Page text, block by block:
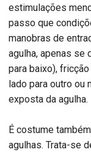
estimulações
passo que
manobras de
agulha, apenas se
para baixo),
lado para outro
exposta da agulha.
É costume
agulhas. Trata-se